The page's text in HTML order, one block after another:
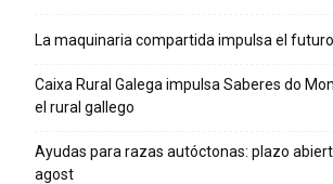
La maquinaria compartida impulsa el
Caixa Rural Galega impulsa Saberes do
el rural gallego
Ayudas para razas autóctonas: plazo
agost